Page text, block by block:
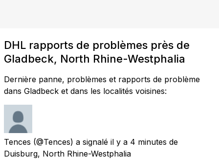
DHL rapports de problèmes près de
Gladbeck, North Rhine-Westphalia
Dernière panne, problèmes et rapports de problème
dans Gladbeck et dans les localités voisines:
Tences (@Tences) a signalé il y a 4 minutes de
Duisburg, North Rhine-Westphalia